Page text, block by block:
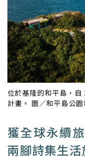
位於基隆的和平島，
計畫。 圖／和平島公
獲全球永續
兩腳詩集生活